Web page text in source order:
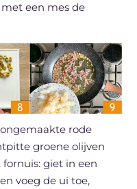
een mes de
rode
groene olijven
fornuis: giet in een
voeg de ui toe,